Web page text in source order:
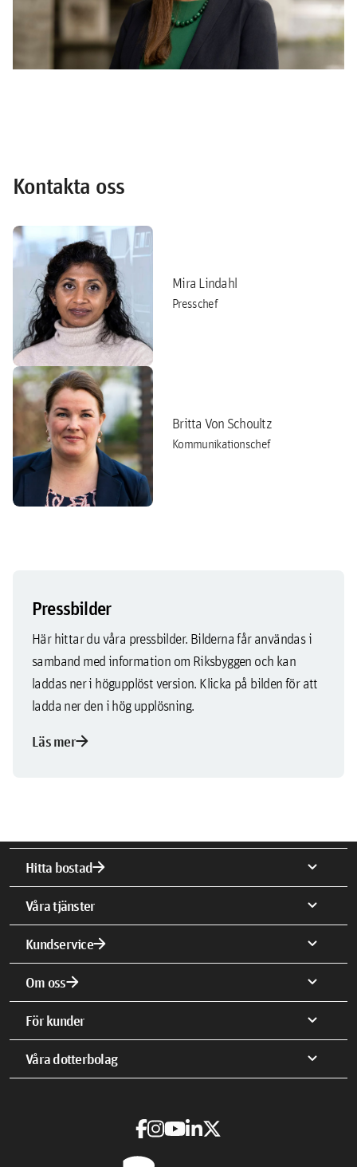
Kontakta oss
Mira Lindahl
Presschef
Britta Von Schoultz
Kommunikationschef
Pressbilder
Här hittar du våra pressbilder. Bilderna får användas i
samband med information om Riksbyggen och kan
laddas ner i högupplöst version. Klicka på bilden för att
ladda ner den i hög upplösning.
Läs merarrow_forward
Hitta bostadarrow_forward expand_more
Våra tjänster expand_more
Kundservicearrow_forward expand_more
Om ossarrow_forward expand_more
För kunder expand_more
Våra dotterbolag expand_more